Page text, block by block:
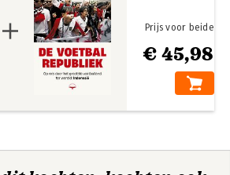
€ 45,98
Prijs voor beide